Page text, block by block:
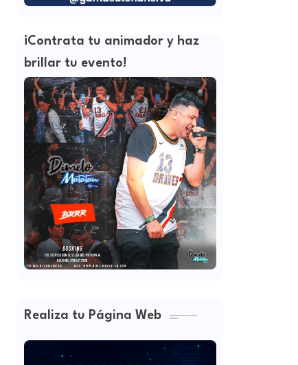
¡Contrata tu animador y haz
brillar tu evento!
Realiza tu Página Web